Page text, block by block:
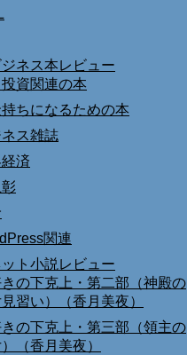
ネス本レビュー
資関連の本
ちになるための本
ネス雑誌
済
関連
ト小説レビュー
の下克上・第二部（神殿の
習い）（香月美夜）
の下克上・第三部（領主の
（香月美夜）